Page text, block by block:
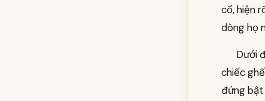
cổ, hiện
dòng họ
Dưới
chiếc
đứng bật